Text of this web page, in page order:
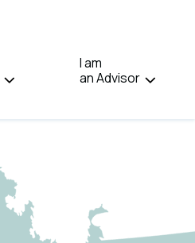
I am
an Advisor